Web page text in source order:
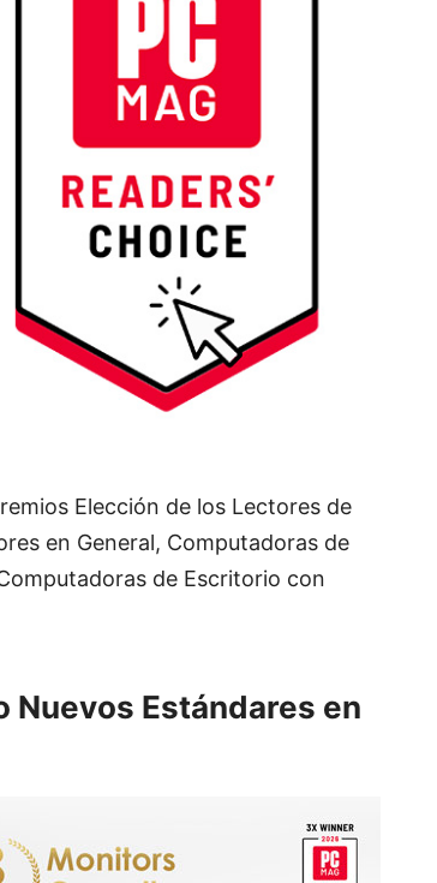
Elección de los Lectores de
en General, Computadoras de
de Escritorio con
Nuevos Estándares en